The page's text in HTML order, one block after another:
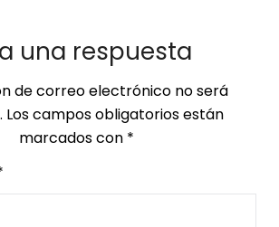
una respuesta
de correo electrónico no será
Los campos obligatorios están
marcados con *